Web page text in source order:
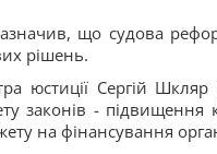
що судова
рішень.
юстиції Сергій
законів -
на фінансування